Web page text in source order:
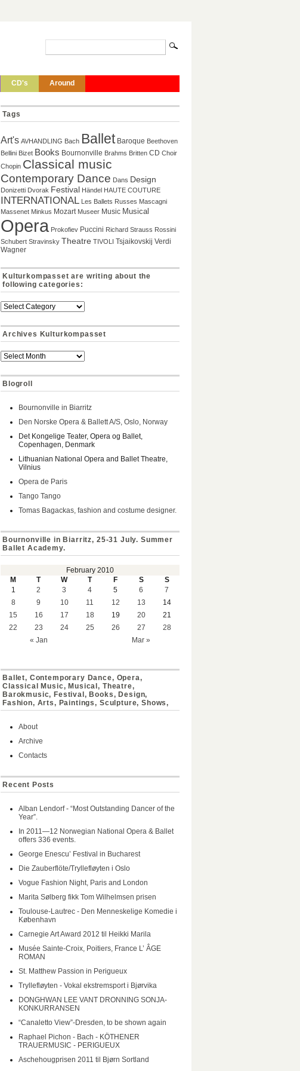
CD's Around
Tags
Art's AVHANDLING Bach Ballet Baroque Beethoven
Bellini Bizet Books Bournonville Brahms Britten CD Choir
Chopin Classical music
Contemporary Dance Dans Design
Donizetti Dvorak Festival Händel HAUTE COUTURE
INTERNATIONAL Les Ballets Russes Mascagni
Massenet Minkus Mozart Museer Music Musical
Opera Prokofiev Puccini Richard Strauss Rossini
Schubert Stravinsky Theatre TIVOLI Tsjaikovskij Verdi
Wagner
Kulturkompasset are writing about the
following categories:
Archives Kulturkompasset
Blogroll
Bournonville in Biarritz
Den Norske Opera & Ballett A/S, Oslo, Norway
Det Kongelige Teater, Opera og Ballet,
Copenhagen, Denmark
Lithuanian National Opera and Ballet Theatre,
Vilnius
Opera de Paris
Tango Tango
Tomas Bagackas, fashion and costume designer.
Bournonville in Biarritz, 25-31 July. Summer
Ballet Academy.
February 2010
M
T W T F S S
« Jan Mar »
1 2 3 4 5 6
7
8
9 10 11 12 13
14
15
16 17 18 19 20
21
22
23 24 25 26 27 28
Ballet, Contemporary Dance, Opera,
Classical Music, Musical, Theatre,
Barokmusic, Festival, Books, Design,
Fashion, Arts, Paintings, Sculpture, Shows,
About
Archive
Contacts
Recent Posts
Alban Lendorf - “Most Outstanding Dancer of the
Year”.
In 2011—12 Norwegian National Opera & Ballet
offers 336 events.
George Enescu’ Festival in Bucharest
Die Zauberflöte/Tryllefløyten i Oslo
Vogue Fashion Night, Paris and London
Marita Sølberg fikk Tom Wilhelmsen prisen
Toulouse-Lautrec - Den Menneskelige Komedie i
København
Carnegie Art Award 2012 til Heikki Marila
Musée Sainte-Croix, Poitiers, France L’ ÂGE
ROMAN
St. Matthew Passion in Perigueux
Tryllefløyten - Vokal ekstremsport i Bjørvika
DONGHWAN LEE VANT DRONNING SONJA-
KONKURRANSEN
“Canaletto View”-Dresden, to be shown again
Raphael Pichon - Bach - KÖTHENER
TRAUERMUSIC - PERIGUEUX
Aschehougprisen 2011 til Bjørn Sortland